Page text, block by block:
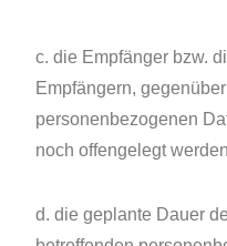
c. die Empfänger bzw.
Empfängern,
personenbezogenen
noch offengelegt
d. die geplante Dauer